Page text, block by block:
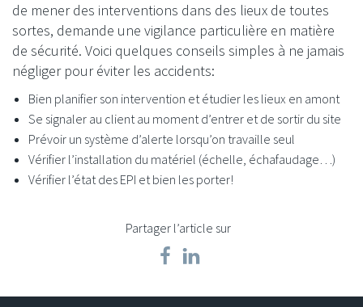
de mener des interventions dans des lieux de toutes
sortes, demande une vigilance particulière en matière
de sécurité. Voici quelques conseils simples à ne jamais
négliger pour éviter les accidents:
Bien planifier son intervention et étudier les lieux en amont
Se signaler au client au moment d’entrer et de sortir du site
Prévoir un système d’alerte lorsqu’on travaille seul
Vérifier l’installation du matériel (échelle, échafaudage…)
Vérifier l’état des EPI et bien les porter!